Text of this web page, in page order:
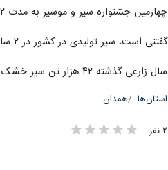
چهارمین جشنواره سیر و موسیر به مدت ۲ روز تیرماه امسال در روستای سولان برگزار شد.
گفتنی است، سیر تولیدی در کشور در ۲ سال گذشته ۱۳۳ هزار تن بوده که ۵۱ هزار تن از آن یعنی ۴۰ تا ۵۰ درصد تولید کشور به استان اختصاص دارد.
سال زارعی گذشته ۴۲ هزار تن سیر خشک در چهار هزار هکتار سطح زیر کشت در استان تولید شده است و هشت هزار و ۳۰۰ تن نیز سیرتر برای مصرف تازه خوری تولید شده است.
استان‌ها همدان
۲ نفر